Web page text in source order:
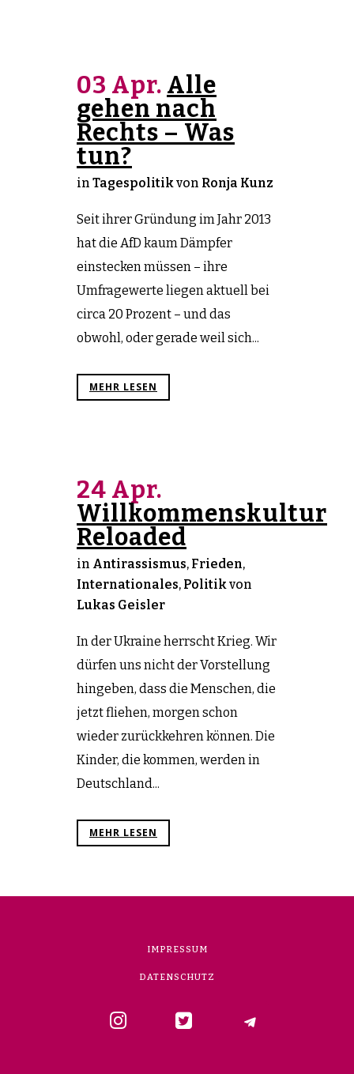
03 Apr. Alle
gehen nach
Rechts – Was
tun?
in Tagespolitikvon Ronja Kunz
Seit ihrer Gründung im Jahr 2013
hat die AfD kaum Dämpfer
einstecken müssen – ihre
Umfragewerte liegen aktuell bei
circa 20 Prozent – und das
obwohl, oder gerade weil sich...
MEHR LESEN
24 Apr.
Willkommenskultur
Reloaded
in Antirassismus, Frieden,
Internationales, Politikvon
Lukas Geisler
In der Ukraine herrscht Krieg. Wir
dürfen uns nicht der Vorstellung
hingeben, dass die Menschen, die
jetzt fliehen, morgen schon
wieder zurückkehren können. Die
Kinder, die kommen, werden in
Deutschland...
MEHR LESEN
IMPRESSUM
DATENSCHUTZ